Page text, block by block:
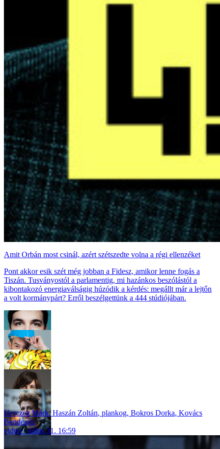
Amit Orbán most csinál, azért szétszedte volna a régi ellenzéket
Pont akkor esik szét még jobban a Fidesz, amikor lenne fogás a
Tiszán. Tusványostól a parlamentig, mi hazánkos beszólástól a
kibontakozó energiaválságig húzódik a kérdés: megállt már a lejtőn
a volt kormánypárt? Erről beszélgettünk a 444 stúdiójában.
Herczeg Márk,Haszán Zoltán, plankog, Bokros Dorka, Kovács
Bendegúz
video
július 31. 16:59